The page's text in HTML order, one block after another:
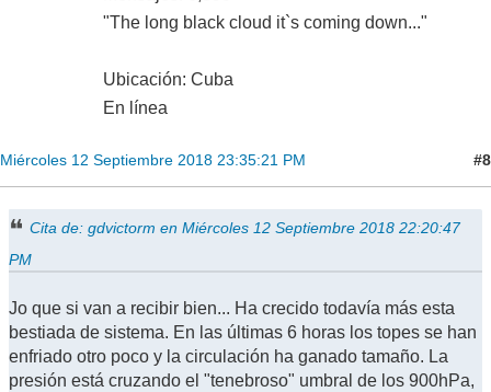
"The long black cloud it`s coming down..."
Ubicación: Cuba
En línea
Miércoles 12 Septiembre 2018 23:35:21 PM #8
Cita de: gdvictorm en Miércoles 12 Septiembre 2018 22:20:47
PM
Jo que si van a recibir bien... Ha crecido todavía más esta
bestiada de sistema. En las últimas 6 horas los topes se han
enfriado otro poco y la circulación ha ganado tamaño. La
presión está cruzando el "tenebroso" umbral de los 900hPa,